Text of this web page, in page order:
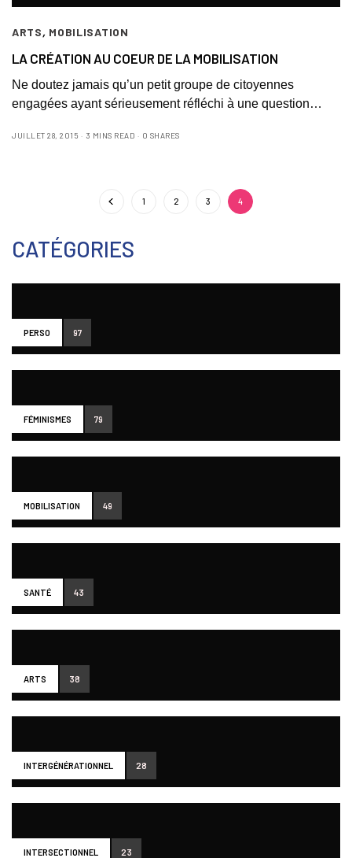
ARTS, MOBILISATION
LA CRÉATION AU COEUR DE LA MOBILISATION
Ne doutez jamais qu’un petit groupe de citoyennes
engagées ayant sérieusement réfléchi à une question…
JUILLET 28, 2015 3 MINS READ 0 SHARES
1 2 3 4
CATÉGORIES
PERSO 97
FÉMINISMES 79
MOBILISATION 49
SANTÉ 43
ARTS 38
INTERGÉNÉRATIONNEL 28
INTERSECTIONNEL 23